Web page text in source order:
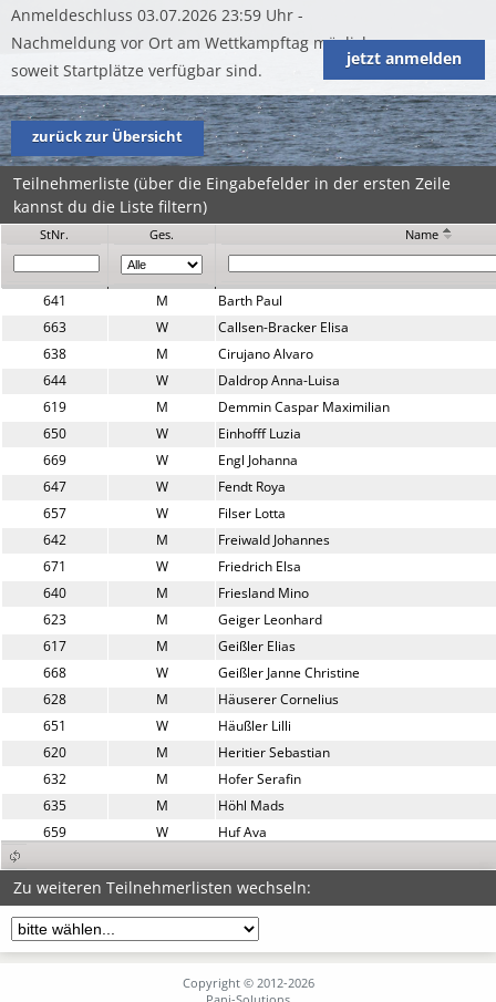
Anmeldeschluss 03.07.2026 23:59 Uhr -
Nachmeldung vor Ort am Wettkampftag möglich
soweit Startplätze verfügbar sind.
jetzt anmelden
zurück zur Übersicht
Teilnehmerliste (über die Eingabefelder in der ersten Zeile
kannst du die Liste filtern)
StNr. Ges. Name
641 M
Barth Paul
663
W
Callsen-Bracker Elisa
638
M
Cirujano Alvaro
644
W
Daldrop Anna-Luisa
619
M
Demmin Caspar Maximilian
650
W
Einhofff Luzia
669
W
Engl Johanna
647
W
Fendt Roya
657
W
Filser Lotta
642
M
Freiwald Johannes
671
W
Friedrich Elsa
640
M
Friesland Mino
623
M
Geiger Leonhard
617
M
Geißler Elias
668
W
Geißler Janne Christine
628
M
Häuserer Cornelius
651
W
Häußler Lilli
620
M
Heritier Sebastian
632
M
Hofer Serafin
635
M
Höhl Mads
659
W
Huf Ava
625
M
Karpus Lukas
637
M
Kittel Leon
622
M
Kolyvashko Danyil
643
W
Kratzer Mia Magdalena
Krupitscheff Emma
Zu weiteren Teilnehmerlisten wechseln:
Copyright © 2012-2026